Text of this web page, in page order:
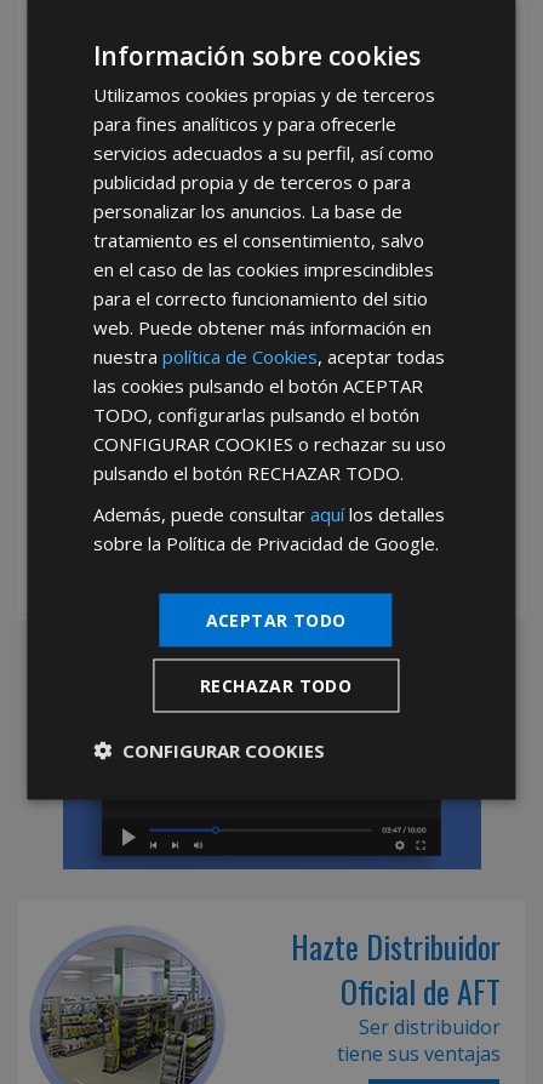
clavijas con AFT
Escoger AFT como tu proveedor de bases y
clavijas significa optar por una empresa que
entiende tus necesidades y se esfuerza por
satisfacerlas.Nuestra reputación como líderes
en el sector mayoristanos permite ofrecer
productos que no solo cumplen, sino que superan
las expectativas de nuestros clientes. Ya sea que
necesites grandes volúmenes para una
construcción o simplemente quieras renovar tu
inventario, AFT es tu mejor opción.
Te invitamos a contactar a nuestro equipo de
ventaspara más información y para descubrir
cómo nuestros productos pueden ayudarte a
lograr tus objetivos de proyecto con eficacia y
dentro de tu presupuesto. AFT, tu socio confiable
en ferretería mayorista, está aquí para asegurar
el éxito de tus proyectos con las mejores bases y
Hazte Distribuidor
Oficial de AFT
Ser distribuidor
tiene sus ventajas
Información sobre cookies
Utilizamos cookies propias y de terceros
para fines analíticos y para ofrecerle
servicios adecuados a su perfil, así como
publicidad propia y de terceros o para
personalizar los anuncios. La base de
tratamiento es el consentimiento, salvo
en el caso de las cookies imprescindibles
para el correcto funcionamiento del sitio
web. Puede obtener más información en
nuestrapolítica de Cookies, aceptar todas
las cookies pulsando el botónACEPTAR
TODO, configurarlas pulsando el botón
CONFIGURAR COOKIES o rechazar su uso
pulsando el botón RECHAZAR TODO.
Además, puede consultaraquílos detalles
sobre la Política de Privacidad de Google.
ACEPTAR TODO
RECHAZAR TODO
CONFIGURAR COOKIES